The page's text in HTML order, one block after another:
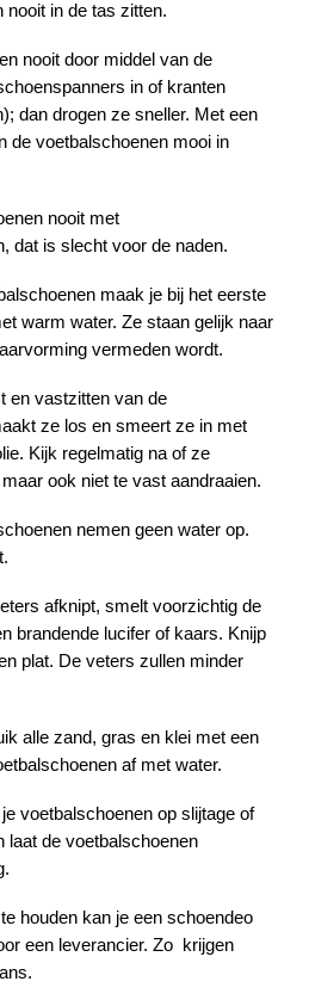
nooit in de tas zitten.
nooit door middel van de
in of kranten
dan drogen ze sneller. Met een
de voetbalschoenen mooi in
nooit met
dat is slecht voor de naden.
maak je bij het eerste
warm water. Ze staan gelijk naar
vermeden wordt.
en vastzitten van de
ze los en smeert ze in met
Kijk regelmatig na of ze
ook niet te vast aandraaien.
nemen geen water op.
afknipt, smelt voorzichtig de
brandende lucifer of kaars. Knijp
plat. De veters zullen minder
alle zand, gras en klei met een
af met water.
voetbalschoenen op slijtage of
laat de voetbalschoenen
houden kan je een schoendeo
een leverancier. Zo krijgen